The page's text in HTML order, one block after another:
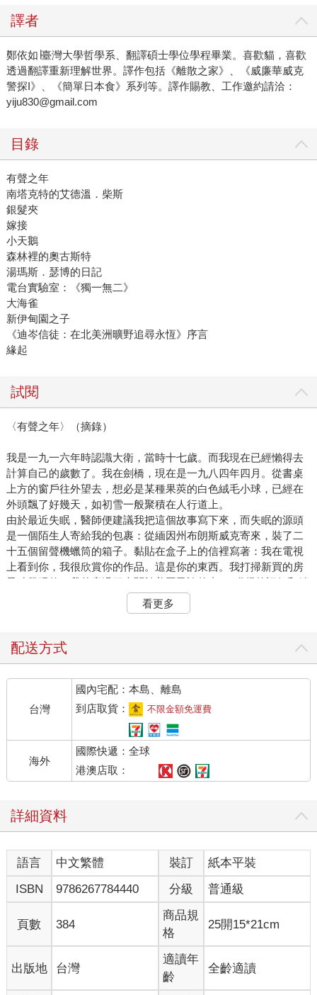
譯者
鄭依如∣臺灣大學哲學系、翻譯碩士學位學程畢業。喜歡貓，喜歡
透過翻譯重新理解世界。譯作包括《離散之家》、《威廉華威克
警探I》、《簡單日本食》系列等。譯作賜教、工作邀約請洽：
yiju830@gmail.com
目錄
有聲之年
南塔克特的艾德溫．柴斯
銀髮夾
嫁接
小天鵝
森林裡的奧古斯特
湯瑪斯．瑟博的日記
電台實驗室：《獨一無二》
大海雀
新伊甸園之子
《迪岑信徒：在北美洲曠野追尋永恆》序言
緣起
試閱
〈有聲之年〉（摘錄）
我是一九一六年時認識大衛，當時十七歲。而我現在已經懶得去
計算自己的歲數了。我在劍橋，現在是一九八四年四月。從書桌
上方的窗戶往外望去，想必是某種果莢的白色絨毛小球，已經在
外頭飄了好幾天，如初雪一般聚積在人行道上。
由於最近失眠，醫師便建議我把這個故事寫下來，而失眠的源頭
是一個陌生人寄給我的包裹：從緬因州布朗斯威克寄來，裝了二
十五個留聲機蠟筒的箱子。黏貼在盒子上的信裡寫著：我在電視
上看到你，我很欣賞你的作品。這是你的東西。我打掃新買的房
子時發現的。我曾寫過三本關於美國民謠的書──獲得的評價和銷
路不錯，我才會上電視接受訪問──但是我從來沒寫過與大衛共度
的那個夏天。所以，我就來說說吧。
第一次見到他是在秋天，那時我在新英格蘭音樂學院的第一個學
琴前。我記得自己看著他的襯衫背面，隨著他的動作忽地繃緊，
又鬆垮地皺起來。
我的朋友山姆拍拍我的手臂：「你覺得怎麼樣？」
「你在看什麼啊？」他一邊說一邊轉頭過去。
我說：「我知道那首歌。」那首歌是〈死寂的冬夜〉，在肯塔基
老家的時候，我父親經常用小提琴演奏的歌曲。這是一首慢歌，
依他的說法，速度與「人坐著時呼吸」的節奏差不多。我之後研
奔離鄉，在樹林裡迷失方向的男女。現在回憶這首歌，令我想起
夏天時躺在門廊上的時光，飛蛾圍繞著燈火打轉，我父親的腳踏
著地板──他的靴子摩擦著木頭。樹上的螽斯鳴聲如紡織，拼縫夜
晚的景象。我哥哥坐在旁邊。
我對山姆說：「借過一下。」
我推開擁擠的人群，往鋼琴的方向擠去。我看著大衛彈琴。他閉
著眼睛，所以起初並沒有注意到我站在旁邊。他嘴上叼著菸。一
頭黑髮往後梳攏。彈到副歌的時候，他的頭隨著節奏晃動。我看
「你在哪裡學的？」他彈完後，我問他。
「哦。」他抬頭看我。「肯塔基的某個沼澤。」他把菸灰彈到地
上。嗓音低沉。語速太快。他一手彈著Ｃ和弦，用另一隻手拿起
看更多
配送方式
台灣
國內宅配：本島、離島
到店取貨：
不限金額免運費
海外
國際快遞：全球
港澳店取：
詳細資料
語言 中文繁體 裝訂
紙本平裝
ISBN
9786267784440 分級 普通級
頁數 384
商品規
格
25開15*21cm
出版地 台灣
適讀年
齡
全齡適讀